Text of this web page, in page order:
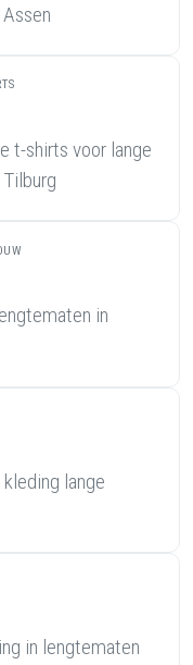
t-shirts voor lange
in
lange
in lengtematen